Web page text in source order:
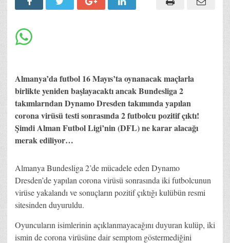
Almanya’da futbol 16 Mayıs’ta oynanacak maçlarla
birlikte yeniden başlayacaktı ancak Bundesliga 2
takımlarndan Dynamo Dresden takımında yapılan
corona virüsü testi sonrasında 2 futbolcu pozitif çıktı!
Şimdi Alman Futbol Ligi’nin (DFL) ne karar alacağı
merak ediliyor…
Almanya Bundesliga 2’de mücadele eden Dynamo
Dresden’de yapılan corona virüsü sonrasında iki futbolcunun
virüse yakalandı ve sonuçların pozitif çıktığı kulübün resmi
sitesinden duyuruldu.
Oyuncuların isimlerinin açıklanmayacağını duyuran kulüp, iki
ismin de corona virüsüne dair semptom göstermediğini